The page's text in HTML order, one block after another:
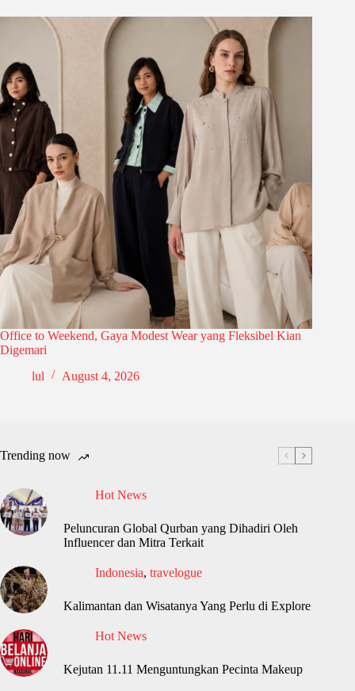
Office to Weekend, Gaya Modest Wear yang Fleksibel Kian
Digemari
lul
August 4, 2026
Trending now
Hot News
Peluncuran Global Qurban yang Dihadiri Oleh
Influencer dan Mitra Terkait
Indonesia, travelogue
Kalimantan dan Wisatanya Yang Perlu di Explore
Hot News
Kejutan 11.11 Menguntungkan Pecinta Makeup